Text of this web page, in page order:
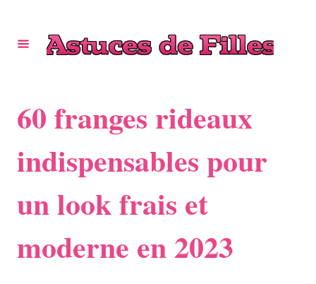
60 franges rideaux
indispensables pour
un look frais et
moderne en 2023